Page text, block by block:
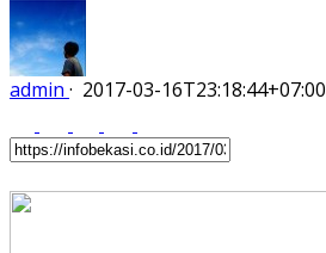
admin · 2017-03-16T23:18:44+07:00